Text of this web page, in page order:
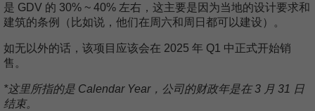
是 GDV 的 30% ~ 40% 左右，这主要是因为当地的设计要求和
建筑的条例（比如说，他们在周六和周日都可以建设）。
如无以外的话，该项目应该会在 2025 年 Q1 中正式开始销
售。
*这里所指的是 Calendar Year，公司的财政年是在 3 月 31 日
结束。